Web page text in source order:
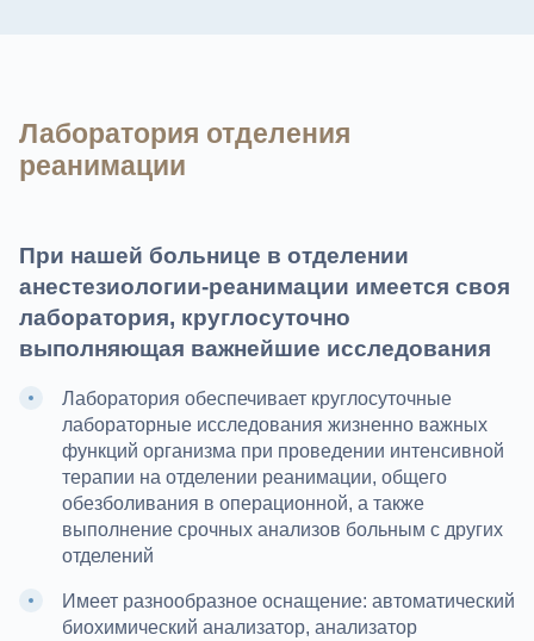
Лаборатория отделения
реанимации
При нашей больнице в отделении
анестезиологии-реанимации имеется своя
лаборатория, круглосуточно
выполняющая важнейшие исследования
Лаборатория обеспечивает круглосуточные
лабораторные исследования жизненно важных
функций организма при проведении интенсивной
терапии на отделении реанимации, общего
обезболивания в операционной, а также
выполнение срочных анализов больным с других
отделений
Имеет разнообразное оснащение: автоматический
биохимический анализатор, анализатор